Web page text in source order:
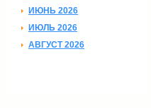
ИЮНЬ 2026
ИЮЛЬ 2026
АВГУСТ 2026